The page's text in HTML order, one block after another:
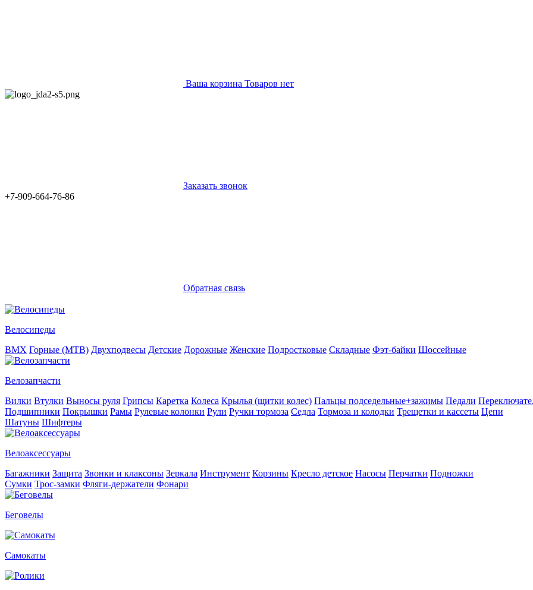
Ваша корзина Товаров нет
Заказать звонок
+7-909-664-76-86
Обратная связь
Велосипеды
BMX Горные (MTB) Двухподвесы Детские Дорожные Женские Подростковые Складные Фэт-байки Шоссейные
Велозапчасти
Вилки Втулки Выносы руля Грипсы Каретка Колеса Крылья (щитки колес) Пальцы подседельные+зажимы Педали
Подшипники Покрышки Рамы Рулевые колонки Рули Ручки тормоза Седла Тормоза и колодки Трещетки и кассеты Цепи
Шатуны Шифтеры
Велоаксессуары
Багажники Защита Звонки и клаксоны Зеркала Инструмент Корзины Кресло детское Насосы Перчатки Подножки
Сумки Трос-замки Фляги-держатели Фонари
Беговелы
Самокаты